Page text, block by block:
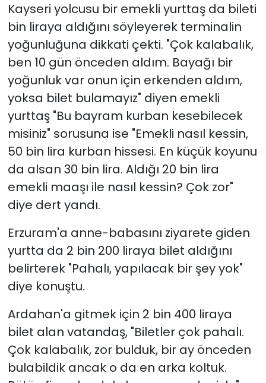
Kayseri yolcusu bir emekli yurttaş da bileti
bin liraya aldığını söyleyerek terminalin
yoğunluğuna dikkati çekti. "Çok kalabalık,
ben 10 gün önceden aldım. Bayağı bir
yoğunluk var onun için erkenden aldım,
yoksa bilet bulamayız" diyen emekli
yurttaş "Bu bayram kurban kesebilecek
misiniz" sorusuna ise "Emekli nasıl kessin,
50 bin lira kurban hissesi. En küçük koyunu
da alsan 30 bin lira. Aldığı 20 bin lira
emekli maaşı ile nasıl kessin? Çok zor"
diye dert yandı.
Erzuram'a anne-babasını ziyarete giden
yurtta da 2 bin 200 liraya bilet aldığını
belirterek "Pahalı, yapılacak bir şey yok"
diye konuştu.
Ardahan'a gitmek için 2 bin 400 liraya
bilet alan vatandaş, "Biletler çok pahalı.
Çok kalabalık, zor bulduk, bir ay önceden
bulabildik ancak o da en arka koltuk.